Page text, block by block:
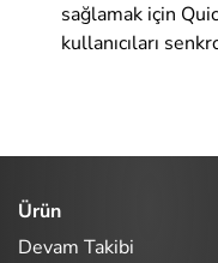
sağlamak için
kullanıcıları
Ürün
Devam Takibi